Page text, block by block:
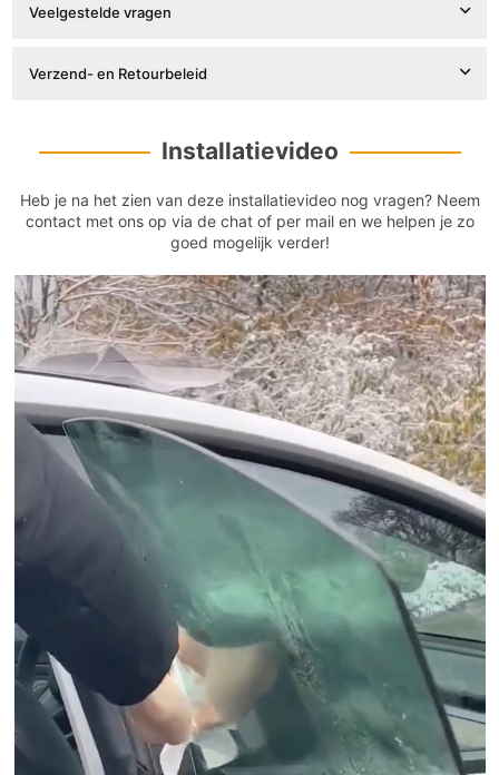
Veelgestelde vragen
Verzend- en Retourbeleid
Installatievideo
Heb je na het zien van deze installatievideo nog vragen? Neem
contact met ons op via de chat of per mail en we helpen je zo
goed mogelijk verder!